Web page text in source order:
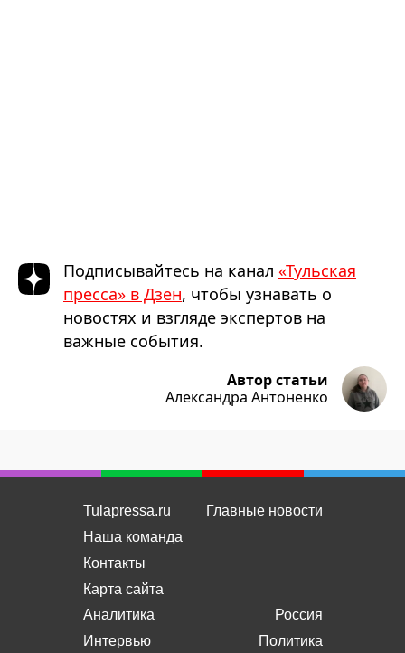
Подписывайтесь на канал «Тульская
пресса» в Дзен, чтобы узнавать о
новостях и взгляде экспертов на
важные события.
Автор статьи
Александра Антоненко
Tulapressa.ru
Наша команда
Контакты
Карта сайта
Главные новости
Аналитика
Интервью
Россия
Политика